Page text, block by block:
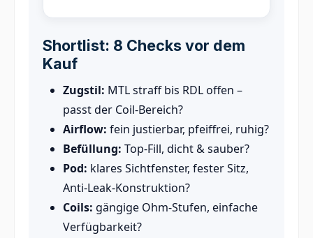
Shortlist: 8 Checks vor dem
Kauf
Zugstil: MTL straff bis RDL offen –
passt der Coil-Bereich?
Airflow: fein justierbar, pfeiffrei, ruhig?
Befüllung: Top-Fill, dicht & sauber?
Pod: klares Sichtfenster, fester Sitz,
Anti-Leak-Konstruktion?
Coils: gängige Ohm-Stufen, einfache
Verfügbarkeit?